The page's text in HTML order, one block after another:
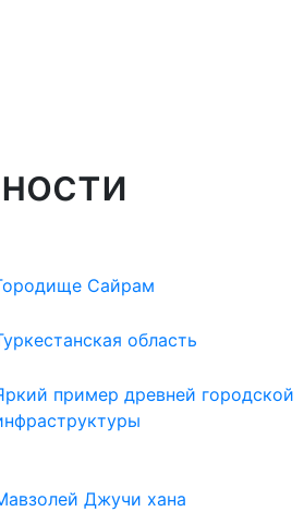
Сайрам
область
пример древней городской
Джучи хана